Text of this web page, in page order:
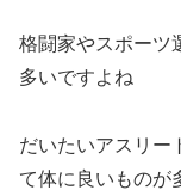
格闘家やスポーツ
多いですよね
だいたいアスリー
て体に良いものが